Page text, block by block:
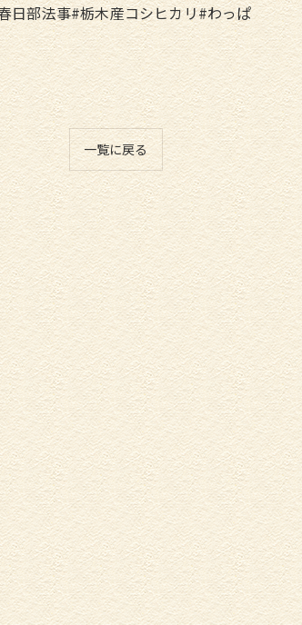
日部法事#栃木産コシヒカリ#わっぱ
一覧に戻る